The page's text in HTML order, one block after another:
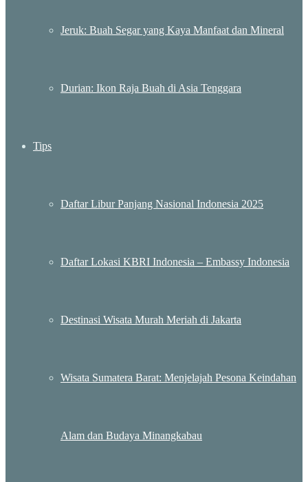
Jeruk: Buah Segar yang Kaya Manfaat dan Mineral
Durian: Ikon Raja Buah di Asia Tenggara
Tips
Daftar Libur Panjang Nasional Indonesia 2025
Daftar Lokasi KBRI Indonesia – Embassy Indonesia
Destinasi Wisata Murah Meriah di Jakarta
Wisata Sumatera Barat: Menjelajah Pesona Keindahan
Alam dan Budaya Minangkabau